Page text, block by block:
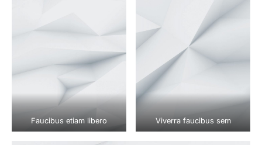
Faucibus etiam libero Viverra faucibus sem